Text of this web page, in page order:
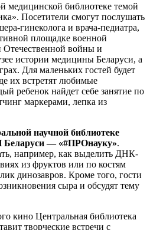
медицинской библиотеке темой
Посетители смогут послушать
гинеколога и врача-педиатра,
площадке военной
войны и
истории медицины Беларуси, а
Для маленьких гостей будет
их встретят любимые
ребенок найдет себе занятие по
маркерами, лепка из
научной библиотеке
— «#ПРОнауку».
например, как выделить ДНК-
из фруктов или по костям
динозавров. Кроме того, гости
сыра и обсудят тему
кино Центральная библиотека
творческие встречи с